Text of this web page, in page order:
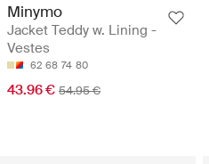
Minymo
Jacket Teddy w. Lining -
Vestes
62 68 74 80
43.96 € 54.95 €